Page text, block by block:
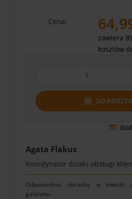
Cena:
zawiera
kosztów
DO
Agata Flakus
Koordynator działu obsługi
Odpowiednio doradzę w kwestii
gabinetu